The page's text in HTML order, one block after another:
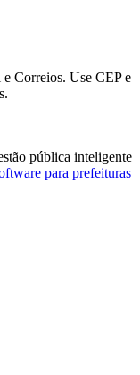
Correios. Use CEP e
pública inteligente
para prefeituras